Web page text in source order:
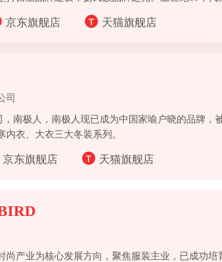
京东旗舰店 天猫旗舰店
司
南极人，南极人现已成为中国家喻户晓的品牌，
内衣、大衣三大冬装系列。
京东旗舰店 天猫旗舰店
尚产业为核心发展方向，聚焦服装主业，已成功培